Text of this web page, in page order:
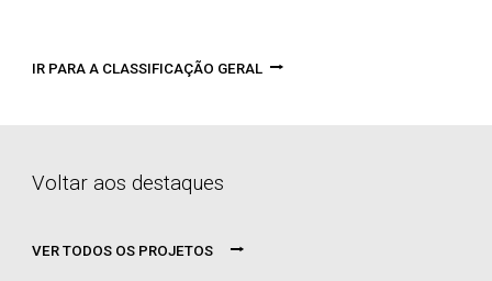
IR PARA A CLASSIFICAÇÃO GERAL ⭢
Voltar aos destaques
VER TODOS OS PROJETOS ⭢